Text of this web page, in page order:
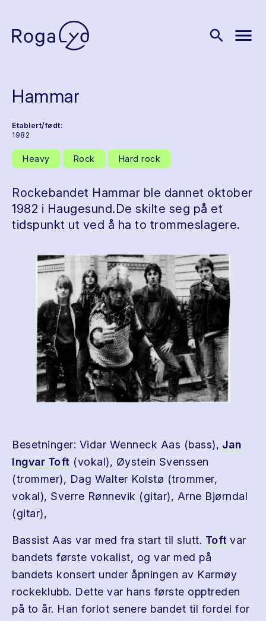
search menu
Hammar
Etablert/født:
1982
Heavy Rock Hard rock
Rockebandet Hammar ble dannet oktober
1982 i Haugesund.De skilte seg på et
tidspunkt ut ved å ha to trommeslagere.
Besetninger: Vidar Wenneck Aas (bass), Jan
Ingvar Toft (vokal), Øystein Svenssen
(trommer), Dag Walter Kolstø (trommer,
vokal), Sverre Rønnevik (gitar), Arne Bjørndal
(gitar),
Bassist Aas var med fra start til slutt. Toft var
bandets første vokalist, og var med på
bandets konsert under åpningen av Karmøy
rockeklubb. Dette var hans første opptreden
på to år. Han forlot senere bandet til fordel for